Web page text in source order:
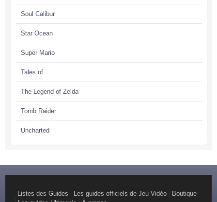
Soul Calibur
Star Ocean
Super Mario
Tales of
The Legend of Zelda
Tomb Raider
Uncharted
Listes des Guides Les guides officiels de Jeu Vidéo
Boutique